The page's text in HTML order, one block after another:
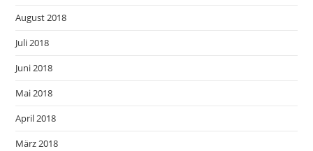
August 2018
Juli 2018
Juni 2018
Mai 2018
April 2018
März 2018